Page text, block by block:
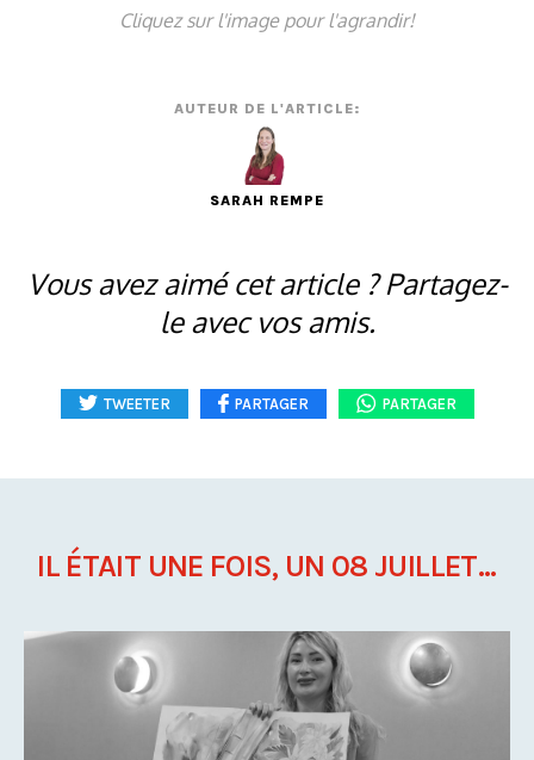
Cliquez sur l'image pour l'agrandir!
AUTEUR DE L'ARTICLE:
SARAH REMPE
Vous avez aimé cet article ? Partagez-
le avec vos amis.
TWEETER PARTAGER PARTAGER
IL ÉTAIT UNE FOIS, UN 08 JUILLET...